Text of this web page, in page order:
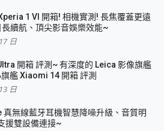
1 VI 開箱! 相機實測! 長焦覆蓋更遠
續航、頂尖影音娛樂效能~
日
開箱 評測~ 有深度的 Leica 影像旗艦
艦 Xiaomi 14 開箱 評測
日
真無線藍牙耳機智慧降噪升級、音質明
援雙設備連接~